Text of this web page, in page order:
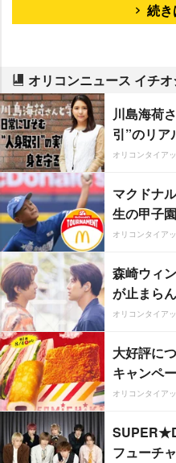
続き
オリコンニュース イチ
川島海荷
引”のリア
オリコンタイア
マクドナ
生の甲子園
オリコンタイア
森崎ウィ
が止まらん
オリコンタイア
大好評に
キャンペ
オリコンタイア
フューチ